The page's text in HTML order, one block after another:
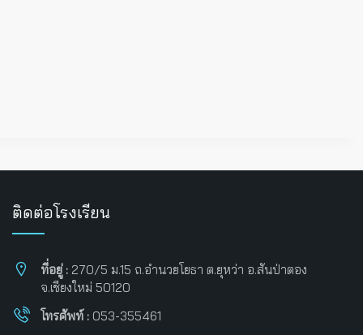
ติดต่อโรงเรียน
ที่อยู่ : 270/5 ม.15 ถ.อำนวยโยธา ต.ยุหว่า อ.สันป่าตอง
จ.เชียงใหม่ 50120
โทรศัพท์ : 053-355461